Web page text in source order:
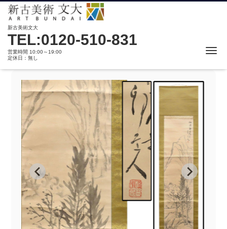
新古美術文大
TEL:0120-510-831
営業時間 10:00～19:00
定休日：無し